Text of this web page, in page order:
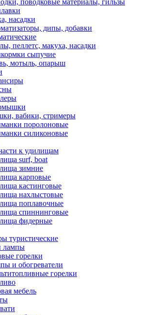
поводковые материалы, гильзы
насадки
дипы, добавки
пеллетс, макуха, насадки
сыпучие
мотыль, опарыш
вабики, стримеры
поролоновые
силиконовые
к удилищам
surf, boat
зимние
карповые
кастинговые
нахлыстовые
поплавочные
спиннинговые
фидерные
туристические
лампы
горелки
и обогреватели
горелки
мебель